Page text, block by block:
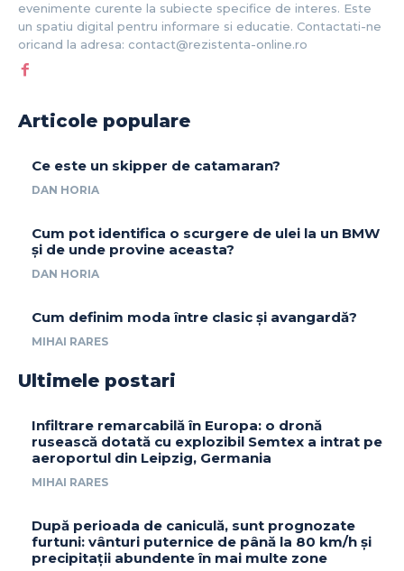
evenimente curente la subiecte specifice de interes. Este
un spatiu digital pentru informare si educatie. Contactati-ne
oricand la adresa: contact@rezistenta-online.ro
Articole populare
Ce este un skipper de catamaran?
DAN HORIA
Cum pot identifica o scurgere de ulei la un BMW
și de unde provine aceasta?
DAN HORIA
Cum definim moda între clasic și avangardă?
MIHAI RARES
Ultimele postari
Infiltrare remarcabilă în Europa: o dronă
rusească dotată cu explozibil Semtex a intrat pe
aeroportul din Leipzig, Germania
MIHAI RARES
După perioada de caniculă, sunt prognozate
furtuni: vânturi puternice de până la 80 km/h și
precipitații abundente în mai multe zone